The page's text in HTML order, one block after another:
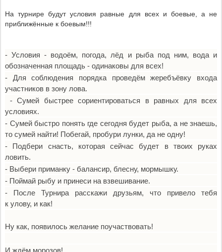
На турнире будут условия равные для всех и боевые, а не
приближённые к боевым!!!
- Условия - водоём, погода, лёд и рыба под ним, вода и
обозначенная площадь - одинаковы для всех!
- Для соблюдения порядка проведём жеребъёвку входа
участников в зону лова.
- Сумей быстрее сориентироваться в равных для всех
условиях.
- Сумей быстро понять где сегодня будет рыба, а не знаешь,
то сумей найти! Побегай, пробури лунки, да не одну!
- Подбери снасть, которая сейчас будет в твоих руках
ловить.
- Выбери приманку - балансир, блесну, мормышку.
- Поймай рыбу и принеси на взвешивание.
- После Турнира расскажи друзьям, что привело тебя
к улову, и как!
Ну как, появилось желание поучаствовать!
И ждём морозов!